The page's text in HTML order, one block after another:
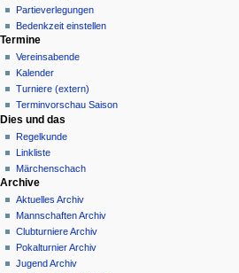
Partieverlegungen
Bedenkzeit einstellen
Termine
Vereinsabende
Kalender
Turniere (extern)
Terminvorschau Saison
Dies und das
Regelkunde
Linkliste
Märchenschach
Archive
Aktuelles Archiv
Mannschaften Archiv
Clubturniere Archiv
Pokalturnier Archiv
Jugend Archiv